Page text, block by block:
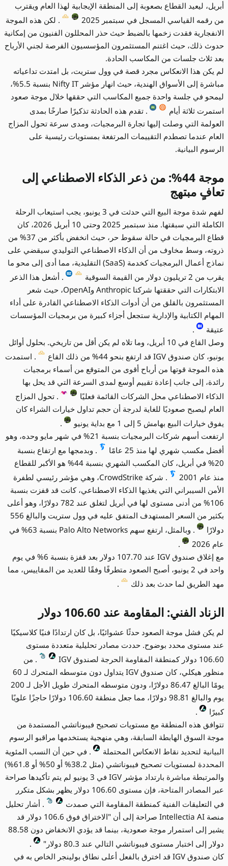
أبريل، ليعيد القطاع بصعوبة إلى المنطقة الإيجابية لهذا العام ويقترب
من رقمه القياسي المسجل في سبتمبر 2025
. لكن هذه الموجة
الانفجارية فقدت زخمها بالضبط حيث حذر المحللون الفنيون من إمكانية
حدوث ذلك، حيث اغتنم المستثمرون المؤسسيون الفرصة لجني الأرباح
بعد ثلاث جلسات من المكاسب الحادة.
لم يكن هذا الانعكاس مجرد قصة في وول ستريت، بل امتدت تداعياته
مباشرة إلى الأسواق الهندية، حيث انهار مؤشر Nifty IT بنسبة 5.5%،
ليمحو في جلسة واحدة جميع المكاسب التي حققها خلال موجة صعود
استمرت ثلاثة أيام
. تقدم هذه الحادثة تذكيرًا صارخًا بمدى
العولمة التي وصلت إليها تجارة البرمجيات، ومدى سرعة تحول المزاج
العام عندما تصطدم التقييمات المرتفعة بمستويات رئيسية على
الرسوم البيانية.
موجة 44%: من ذعر الذكاء الاصطناعي إلى
تعافٍ مبتهج
لفهم شدة موجة البيع التي حدثت في 3 يونيو، يجب استيعاب الرحلة
الكاملة التي سبقتها. منذ سبتمبر 2025 وحتى 10 أبريل 2026، كان
قطاع البرمجيات في حالة سقوط حر، حيث انخفض بأكثر من 37% من
ذروته، وسط مخاوف من أن الذكاء الاصطناعي التوليدي سيقضي على
نماذج أعمال البرمجيات كخدمة (SaaS) التقليدية، مما أدى إلى محو ما
يقرب من 2 تريليون دولار من القيمة السوقية
. أشعل هذا الذعر
الابتكارات التي حققتها شركتا Anthropic وOpenAI، حيث شعر
المستثمرون بالقلق من أن أدوات الذكاء الاصطناعي القادرة على أداء
المهام الكتابية والإدارية ستجعل أجزاء كبيرة من برمجيات المؤسسات
عتيقة
.
وصل القاع في 10 أبريل، وما تلاه لم يكن أقل من تاريخي. بحلول أوائل
يونيو، كان صندوق IGV قد ارتفع بنحو 44% من ذلك القاع
. استمدت
هذه الموجة قوتها من أرباح أقوى من المتوقع من أسماء برمجيات
رائدة، إلى جانب إعادة تقييم أوسع لمدى السرعة التي قد يحل بها
الذكاء الاصطناعي محل الشركات القائمة فعليًا
. تحول المزاج
العام ليصبح صعوديًا للغاية لدرجة أن حجم تداول خيارات الشراء كان
يفوق خيارات البيع بهامش 5 إلى 1 مع بداية يونيو
.
ارتفعت أسهم شركات البرمجيات بنسبة 21% في شهر مايو وحده، وهو
أفضل مكسب شهري لها منذ 25 عامًا
. وبدمجها مع ارتفاع بنسبة
20% في أبريل، كان المكسب الشهري بنسبة 44% هو الأكبر للقطاع
منذ عام 2001
. شركة CrowdStrike، وهي مؤشر رئيسي لطفرة
الأمن السيبراني التي يغذيها الذكاء الاصطناعي، كانت قد قفزت بنسبة
106% من أدنى مستوى لها في أبريل لتغلق عند 782 دولارًا، وهو أعلى
بكثير من السعر المستهدف المتفق عليه في وول ستريت والبالغ 556
دولارًا
. وبالمثل، ارتفع سهم Palo Alto Networks بنسبة 63% في
عام 2026
.
مع إغلاق صندوق IGV عند 107.70 دولار بعد قفزة بنسبة 6% في يوم
واحد في 2 يونيو، أصبح الصعود متطرفًا وفقًا للعديد من المقاييس، مما
مهد الطريق لما حدث بعد ذلك
.
الزناد الفني: المقاومة عند 106.60 دولار
لم يكن فشل موجة الصعود حدثًا عشوائيًا، بل كان ارتدادًا فنيًا كلاسيكيًا
عند مستوى محدد بوضوح. حددت مصادر تحليلية متعددة مستوى
106.60 دولار كمنطقة المقاومة الحرجة لصندوق IGV
. من
منظور هيكلي، كان صندوق IGV يتداول دون متوسطه المتحرك لـ 60
يومًا البالغ 86.47 دولارًا، ودون متوسطه المتحرك طويل الأجل لـ 200
يوم والبالغ 98.81 دولارًا، مما جعل منطقة 106.60 دولارًا حاجزًا علويًا
كبيرًا
.
تتوافق هذه المنطقة مع مستويات تصحيح فيبوناتشي المستمدة من
موجة السوق الهابطة السابقة، وهي منهجية يستخدمها مراقبو الرسوم
البيانية لتحديد نقاط الانعكاس المحتملة
. في حين أن النسب المئوية
المحددة لمستويات تصحيح فيبوناتشي (مثل 38.2% أو 50% أو 61.8%)
والمرتبطة مباشرة بارتداد مؤشر IGV في 3 يونيو لم يتم تأكيدها صراحة
عبر المصادر المتاحة، فإن مستوى 106.60 دولار يظهر بشكل متكرر
في التعليقات الفنية كمنطقة المقاومة التي صمدت
. أشار تحليل
منصة Intellectia AI صراحة إلى أن "الاختراق فوق 106.6 دولار قد
يشير إلى استمرار موجة صعودية، بينما قد يؤدي الانخفاض دون 88.58
دولار إلى اختبار مستوى فيبوناتشي التالي عند 80.3 دولار"
.
كان صندوق IGV قد اخترق بالفعل أعلى نطاق بولينجر الخاص به في